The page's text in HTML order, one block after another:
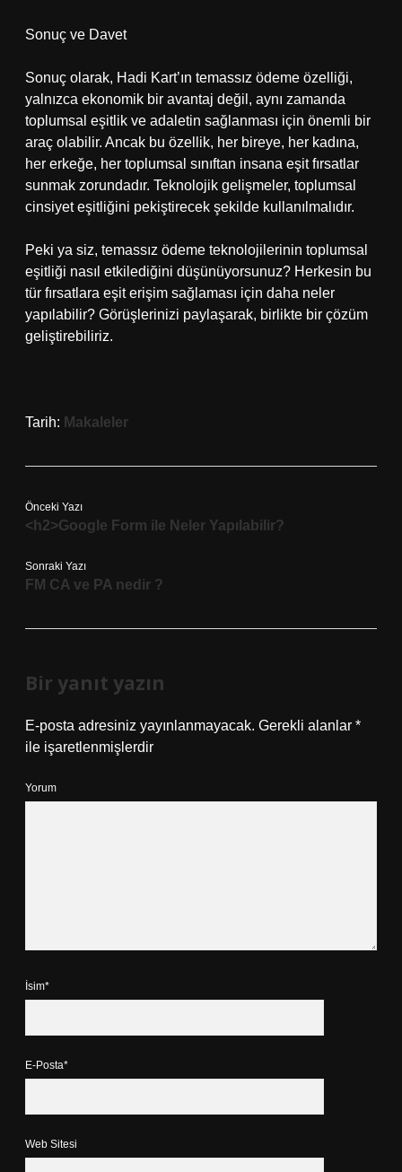
Sonuç ve Davet
Sonuç olarak, Hadi Kart’ın temassız ödeme özelliği,
yalnızca ekonomik bir avantaj değil, aynı zamanda
toplumsal eşitlik ve adaletin sağlanması için önemli bir
araç olabilir. Ancak bu özellik, her bireye, her kadına,
her erkeğe, her toplumsal sınıftan insana eşit fırsatlar
sunmak zorundadır. Teknolojik gelişmeler, toplumsal
cinsiyet eşitliğini pekiştirecek şekilde kullanılmalıdır.
Peki ya siz, temassız ödeme teknolojilerinin toplumsal
eşitliği nasıl etkilediğini düşünüyorsunuz? Herkesin bu
tür fırsatlara eşit erişim sağlaması için daha neler
yapılabilir? Görüşlerinizi paylaşarak, birlikte bir çözüm
geliştirebiliriz.
Tarih: Makaleler
Önceki Yazı
<h2>Google Form ile Neler Yapılabilir?
Sonraki Yazı
FM CA ve PA nedir ?
Bir yanıt yazın
E-posta adresiniz yayınlanmayacak. Gerekli alanlar *
ile işaretlenmişlerdir
Yorum
İsim*
E-Posta*
Web Sitesi